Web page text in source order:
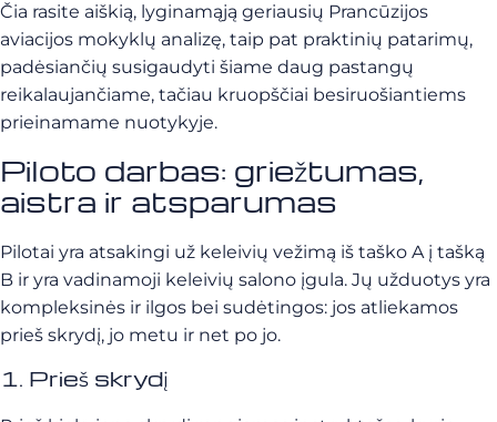
Čia rasite aiškią, lyginamąją geriausių Prancūzijos
aviacijos mokyklų analizę, taip pat praktinių patarimų,
padėsiančių susigaudyti šiame daug pastangų
reikalaujančiame, tačiau kruopščiai besiruošiantiems
prieinamame nuotykyje.
Piloto darbas: griežtumas,
aistra ir atsparumas
Pilotai yra atsakingi už keleivių vežimą iš taško A į tašką
B ir yra vadinamoji keleivių salono įgula. Jų užduotys yra
kompleksinės ir ilgos bei sudėtingos: jos atliekamos
prieš skrydį, jo metu ir net po jo.
1. Prieš skrydį